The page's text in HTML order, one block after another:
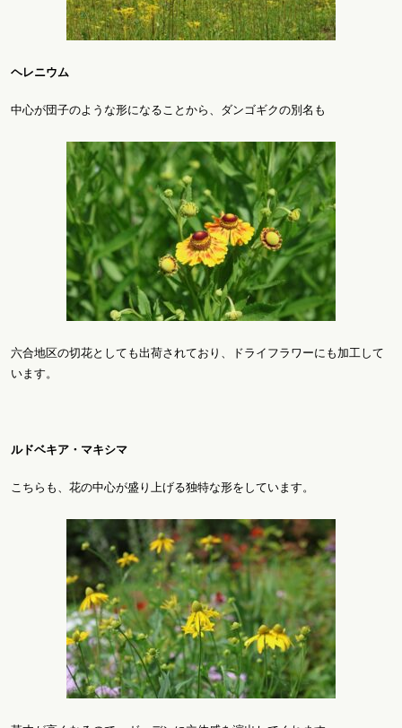
ヘレニウム
中心が団子のような形になることから、ダンゴギクの別名も
六合地区の切花としても出荷されており、ドライフラワーにも加工して
います。
ルドベキア・マキシマ
こちらも、花の中心が盛り上げる独特な形をしています。